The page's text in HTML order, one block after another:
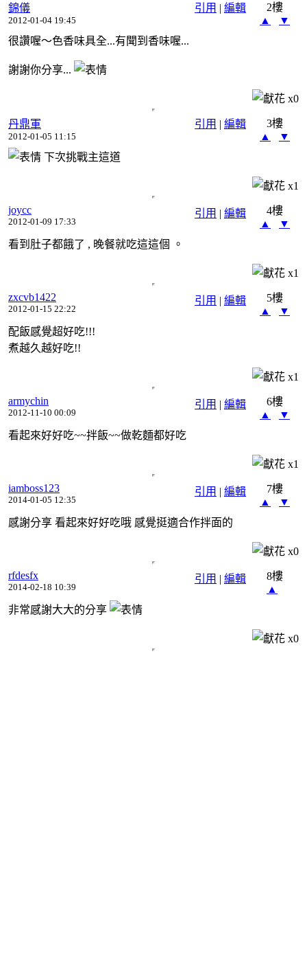
引用 | 編輯
錦儀
2012-01-04 19:45
2樓
▲
▼
很讚喔～色香味具全...有聞到香味喔...
謝謝你分享...
x0
引用 | 編輯
丹鼎軍
2012-01-05 11:15
3樓
▲
▼
下次挑戰主這道
x1
引用 | 編輯
joycc
2012-01-09 17:33
4樓
▲
▼
看到肚子都餓了 , 晚餐就吃這這個 。
x1
引用 | 編輯
zxcvb1422
2012-01-15 22:22
5樓
▲
▼
配飯感覺超好吃!!!
煮越久越好吃!!
x1
引用 | 編輯
armychin
2012-11-10 00:09
6樓
▲
▼
看起來好好吃~~拌飯~~做乾麵都好吃
x1
引用 | 編輯
iamboss123
2014-01-05 12:35
7樓
▲
▼
感謝分享 看起來好好吃哦 感覺挺適合作拌面的
x0
引用 | 編輯
rfdesfx
2014-02-18 10:39
8樓
▲
非常感謝大大的分享
x0